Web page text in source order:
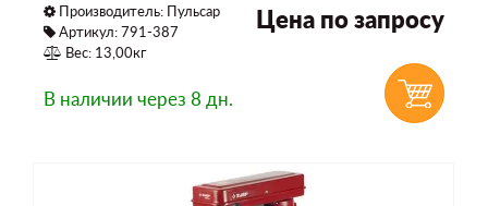
Производитель: Пульсар
Артикул: 791-387
Вес: 13,00кг
Цена по запросу
В наличии через 8 дн.